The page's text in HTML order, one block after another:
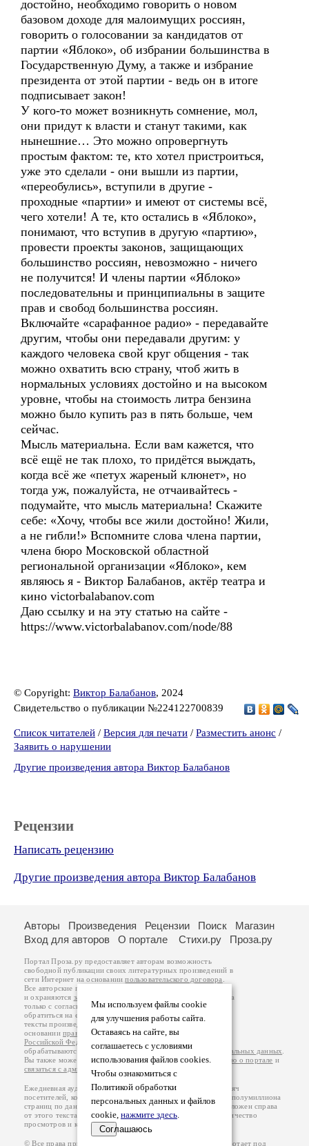
достойно, необходимо говорить о новом
базовом доходе для малоимущих россиян,
говорить о голосовании за кандидатов от
партии «Яблоко», об избрании большинства в
Государственную Думу, а также и избрание
президента от этой партии - ведь он в итоге
подписывает закон!
У кого-то может возникнуть сомнение, мол,
они придут к власти и станут такими, как
нынешние… Это можно опровергнуть
простым фактом: те, кто хотел пристроиться,
уже это сделали - они вышли из партии,
«переобулись», вступили в другие -
проходные «партии» и имеют от системы всё,
чего хотели! А те, кто остались в «Яблоко»,
понимают, что вступив в другую «партию»,
провести проекты законов, защищающих
большинство россиян, невозможно - ничего
не получится! И члены партии «Яблоко»
последовательны и принципиальны в защите
прав и свобод большинства россиян.
Включайте «сарафанное радио» - передавайте
другим, чтобы они передавали другим: у
каждого человека свой круг общения - так
можно охватить всю страну, чтоб жить в
нормальных условиях достойно и на высоком
уровне, чтобы на стоимость литра бензина
можно было купить раз в пять больше, чем
сейчас.
Мысль материальна. Если вам кажется, что
всё ещё не так плохо, то придётся выждать,
когда всё же «петух жареный клюнет», но
тогда уж, пожалуйста, не отчаивайтесь -
подумайте, что мысль материальна! Скажите
себе: «Хочу, чтобы все жили достойно! Жили,
а не гибли!» Вспомните слова члена партии,
члена бюро Московской областной
региональной организации «Яблоко», кем
являюсь я - Виктор Балабанов, актёр театра и
кино victorbalabanov.com
Даю ссылку и на эту статью на сайте -
https://www.victorbalabanov.com/node/88
© Copyright: Виктор Балабанов, 2024
Свидетельство о публикации №224122700839
Список читателей / Версия для печати / Разместить анонс /
Заявить о нарушении
Другие произведения автора Виктор Балабанов
Рецензии
Написать рецензию
Другие произведения автора Виктор Балабанов
Мы используем файлы cookie
для улучшения работы сайта.
Оставаясь на сайте, вы
соглашаетесь с условиями
использования файлов cookies.
Чтобы ознакомиться с
Политикой обработки
персональных данных и файлов
cookie, нажмите здесь.
Соглашаюсь
Авторы Произведения Рецензии Поиск
Магазин
Вход для авторов
О портале Стихи.ру Проза.ру
Портал Проза.ру предоставляет авторам возможность
свободной публикации своих литературных произведений в
сети Интернет на основаниипользовательского договора
Все авторские права на произведения принадлежат авторам
и охраняются законом
. Перепечатка произведений возможна
только с согласия его автора, к которому вы можете
обратиться на его авторской странице. Ответственность за
тексты произведений авторы несут самостоятельно на
основанииправил публикацииизаконодательства
Российской Федерации
обрабатываются на основанииПолитики обработки персональных данных
Вы также можете посмотреть более подробнуюинформацию о портале и
связаться с администрацией
Ежедневная аудитория портала Проза.ру – порядка 100 тысяч
посетителей, которые в общей сумме просматривают более полумиллиона
страниц по данным счетчика посещаемости, который расположен справа
от этого текста. В каждой графе указано по две цифры: количество
просмотров и количество посетителей.
© Все права принадлежат авторам, 2000-2026. Портал работает под